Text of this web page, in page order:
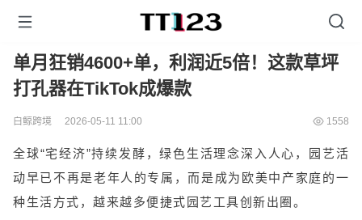
单月狂销4600+单，利润近5倍！这款草坪
打孔器在TikTok成爆款
白鲸跨境 2026-05-11 11:00 1558
全球“宅经济”持续发酵，绿色生活理念深入人心，园艺活
动早已不再是老年人的专属，而是成为欧美中产家庭的一
种生活方式，越来越多便捷式园艺工具创新出圈。